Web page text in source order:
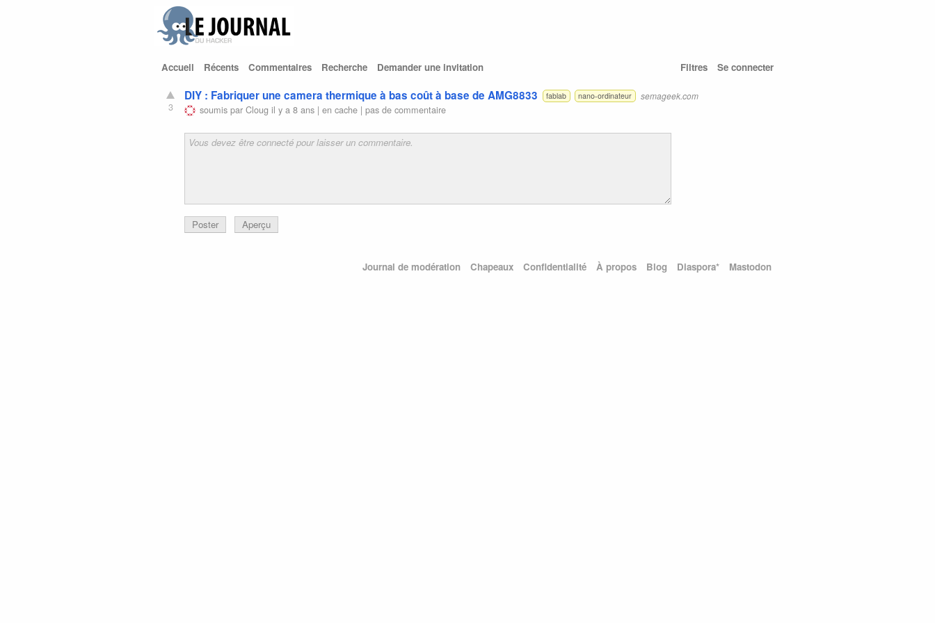
Accueil Récents Commentaires Recherche Demander une invitation Filtres Se connecter
3
DIY : Fabriquer une camera thermique à bas coût à base de AMG8833 fablab nano-ordinateur semageek.com
soumis parCloug il y a 8 ans |en cache |pas de commentaire
Poster Aperçu
Journal de modération Chapeaux Confidentialité À propos Blog Diaspora* Mastodon